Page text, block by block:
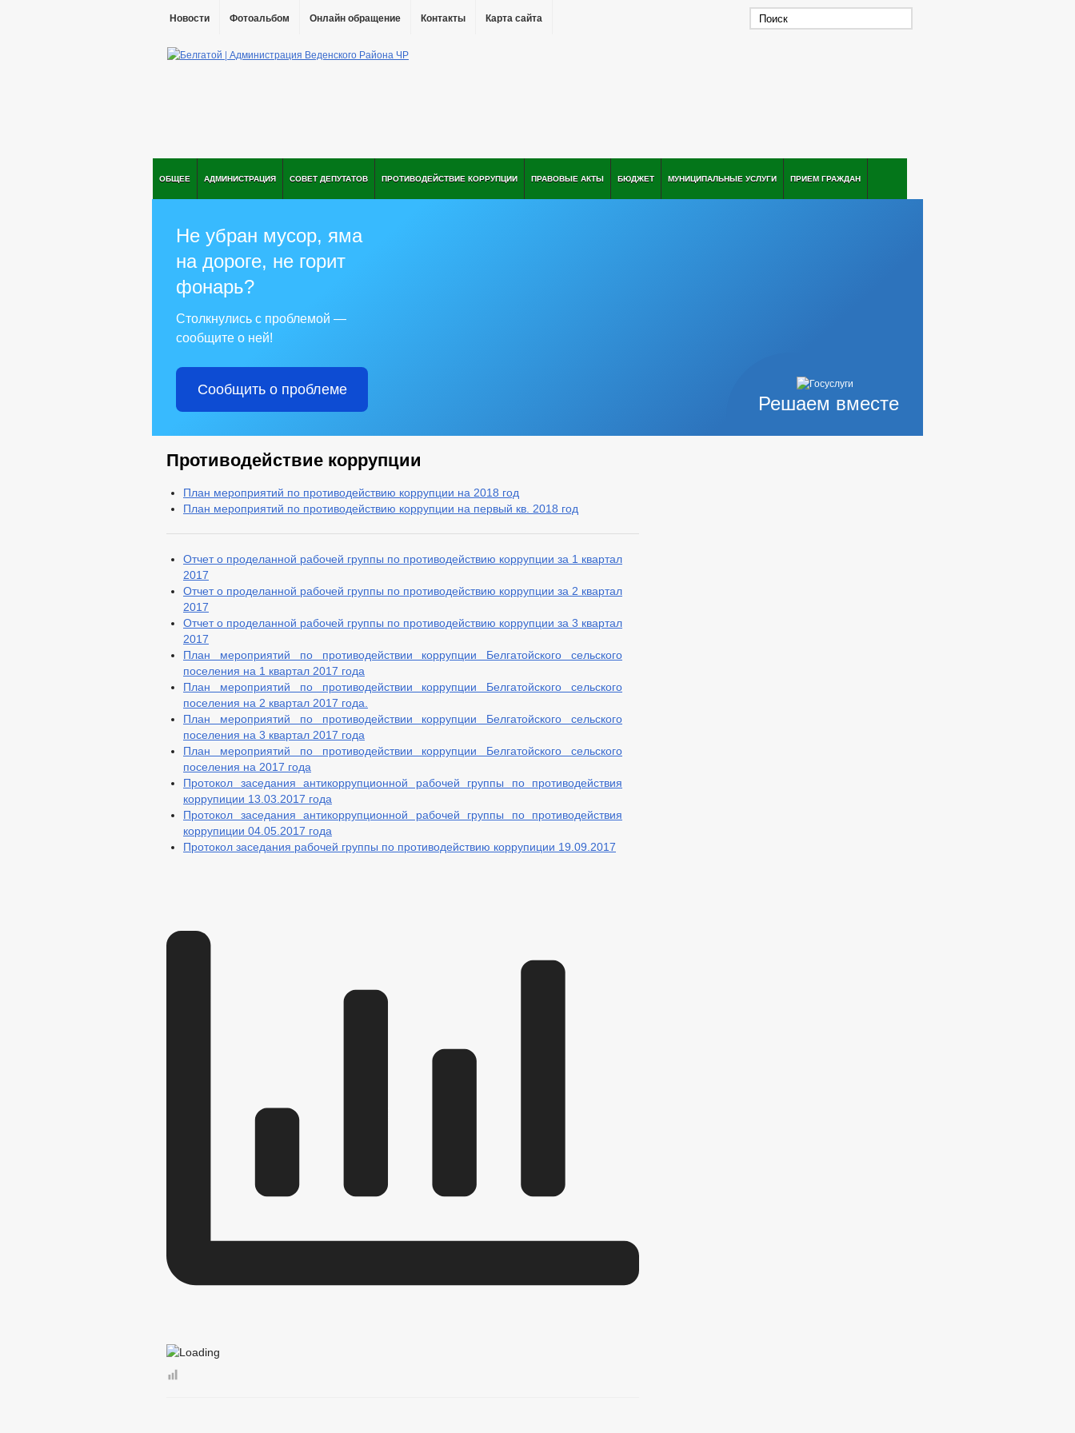
Новости Фотоальбом Онлайн обращение Контакты Карта сайта
ОБЩЕЕ АДМИНИСТРАЦИЯ СОВЕТ ДЕПУТАТОВ ПРОТИВОДЕЙСТВИЕ КОРРУПЦИИ ПРАВОВЫЕ АКТЫ БЮДЖЕТ МУНИЦИПАЛЬНЫЕ УСЛУГИ ПРИЕМ ГРАЖДАН
Решаем вместе
Не убран мусор, яма
на дороге, не горит
фонарь?
Столкнулись с проблемой —
сообщите о ней!
Сообщить о проблеме
Противодействие коррупции
План мероприятий по противодействию коррупции на 2018 год
План мероприятий по противодействию коррупции на первый кв. 2018 год
Отчет о проделанной рабочей группы по противодействию коррупции за 1 квартал
2017
Отчет о проделанной рабочей группы по противодействию коррупции за 2 квартал
2017
Отчет о проделанной рабочей группы по противодействию коррупции за 3 квартал
2017
План мероприятий по противодействии коррупции Белгатойского сельского
поселения на 1 квартал 2017 года
План мероприятий по противодействии коррупции Белгатойского сельского
поселения на 2 квартал 2017 года.
План мероприятий по противодействии коррупции Белгатойского сельского
поселения на 3 квартал 2017 года
План мероприятий по противодействии коррупции Белгатойского сельского
поселения на 2017 года
Протокол заседания антикоррупционной рабочей группы по противодействия
коррупиции 13.03.2017 года
Протокол заседания антикоррупционной рабочей группы по противодействия
коррупиции 04.05.2017 года
Протокол заседания рабочей группы по противодействию коррупиции 19.09.2017